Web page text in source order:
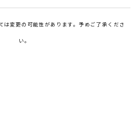
変更の可能性があります。予めご了承くださ
い。